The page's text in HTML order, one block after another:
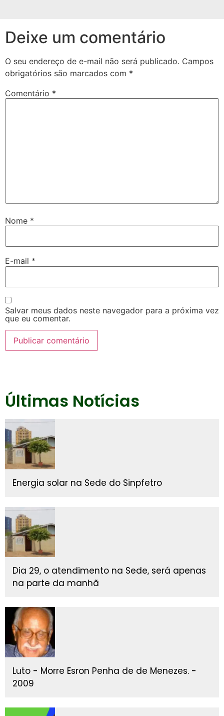
Deixe um comentário
O seu endereço de e-mail não será publicado. Campos
obrigatórios são marcados com *
Comentário *
Nome *
E-mail *
Salvar meus dados neste navegador para a próxima vez
que eu comentar.
Últimas Notícias
Energia solar na Sede do Sinpfetro
Dia 29, o atendimento na Sede, será apenas
na parte da manhã
Luto - Morre Esron Penha de de Menezes. -
2009